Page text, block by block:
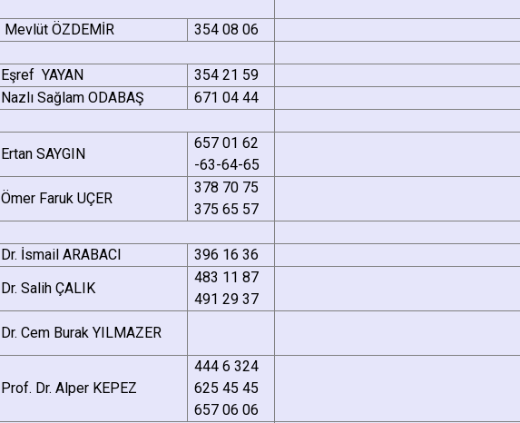
Mevlüt ÖZDEMİR
354 08 06
Eşref YAYAN
354 21 59
Nazlı Sağlam ODABAŞ
671 04 44
Ertan SAYGIN
657 01 62
-63-64-65
Ömer Faruk UÇER
378 70 75
375 65 57
Dr. İsmail ARABACI
396 16 36
Dr. Salih ÇALIK
483 11 87
491 29 37
Dr. Cem Burak YILMAZER
Prof. Dr. Alper KEPEZ
444 6 324
625 45 45
657 06 06